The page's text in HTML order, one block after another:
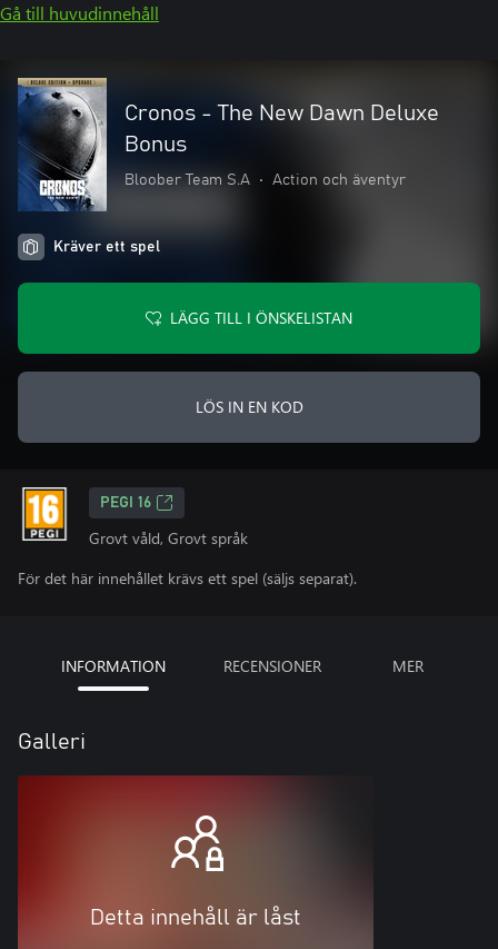
Gå till huvudinnehåll
Cronos - The New Dawn Deluxe
Bonus
Bloober Team S.A • Action och äventyr
Kräver ett spel
LÄGG TILL I ÖNSKELISTAN
LÖS IN EN KOD
PEGI 16
Grovt våld, Grovt språk
För det här innehållet krävs ett spel (säljs separat).
INFORMATION RECENSIONER MER
Galleri
Detta innehåll är låst